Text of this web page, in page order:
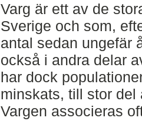
Varg är ett av de
Sverige och som,
antal sedan ungefär
också i andra delar
har dock
minskats, till stor del
Vargen associeras